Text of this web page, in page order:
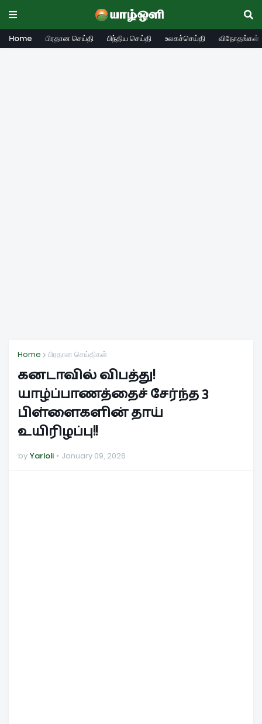
Home பிரதான செய்தி பிந்திய செய்தி உலகச்செய்தி விநோதங்கள்
Home பிரதான செய்திகள்
கனடாவில் விபத்து!
யாழ்ப்பாணத்தைச் சேர்ந்த 3
பிள்ளைகளின் தாய்
உயிரிழப்பு!!
by Yarloli January 09, 2026